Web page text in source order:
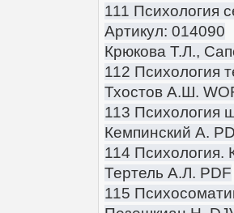
111 Психология
Артикул: 014090
Крюкова Т.Л.,
112 Психология
Тхостов А.Ш.
113 Психология
Кемпинский А.
114 Психология.
Тертель А.Л. PDF
115